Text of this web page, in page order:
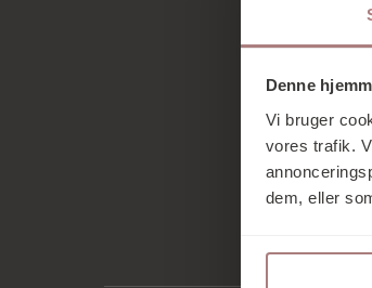
Denne
Vi bruger
vores trafik.
dem, eller